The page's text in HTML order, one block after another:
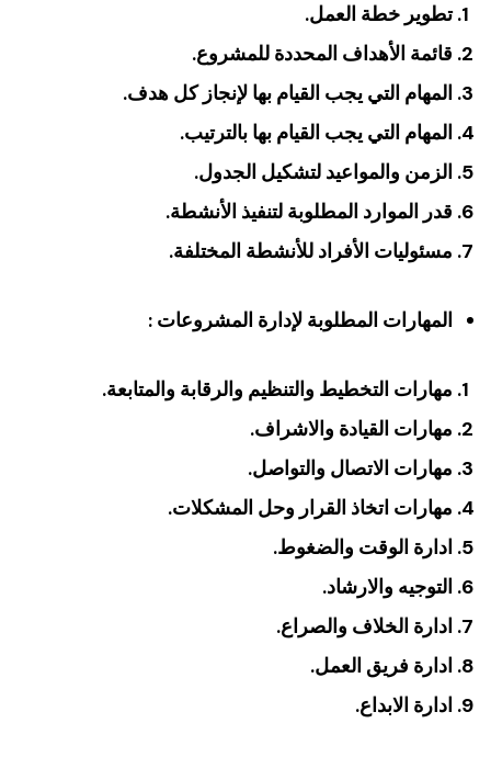
تطوير خطة العمل.
قائمة الأهداف المحددة للمشروع.
المهام التي يجب القيام بها لإنجاز كل هدف.
المهام التي يجب القيام بها بالترتيب.
الزمن والمواعيد لتشكيل الجدول.
قدر الموارد المطلوبة لتنفيذ الأنشطة.
مسئوليات الأفراد للأنشطة المختلفة.
المهارات المطلوبة لإدارة المشروعات :
مهارات التخطيط والتنظيم والرقابة والمتابعة.
مهارات القيادة والاشراف.
مهارات الاتصال والتواصل.
مهارات اتخاذ القرار وحل المشكلات.
ادارة الوقت والضغوط.
التوجيه والارشاد.
ادارة الخلاف والصراع.
ادارة فريق العمل.
ادارة الابداع.